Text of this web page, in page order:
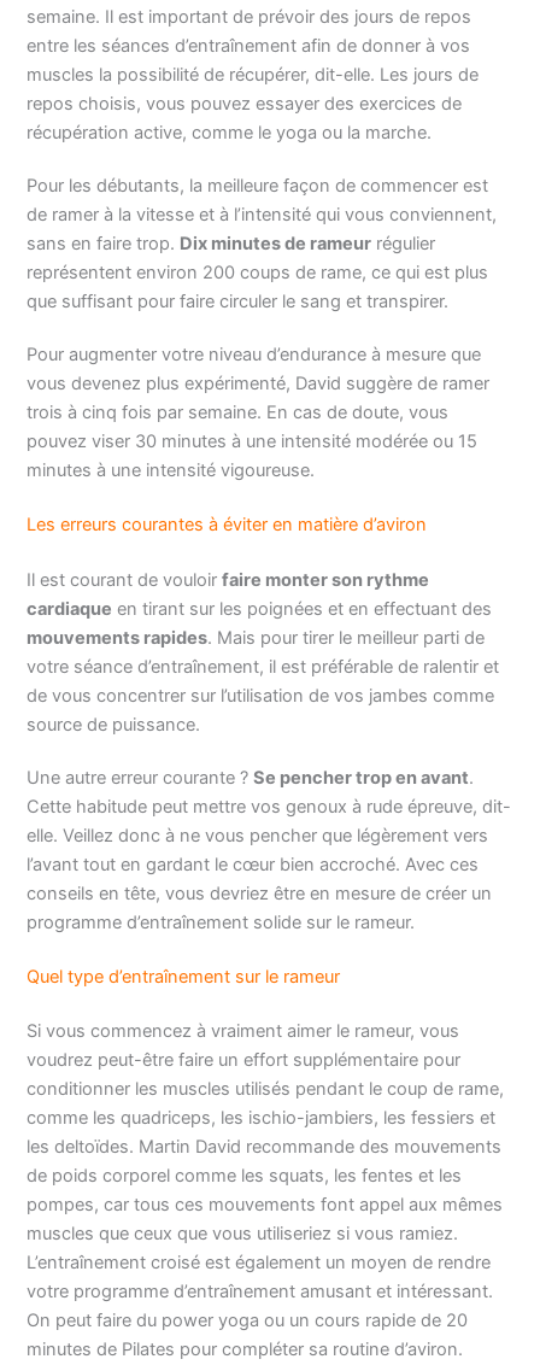
semaine. Il est important de prévoir des jours de repos
entre les séances d’entraînement afin de donner à vos
muscles la possibilité de récupérer, dit-elle. Les jours de
repos choisis, vous pouvez essayer des exercices de
récupération active, comme le yoga ou la marche.
Pour les débutants, la meilleure façon de commencer est
de ramer à la vitesse et à l’intensité qui vous conviennent,
sans en faire trop. Dix minutes de rameur régulier
représentent environ 200 coups de rame, ce qui est plus
que suffisant pour faire circuler le sang et transpirer.
Pour augmenter votre niveau d’endurance à mesure que
vous devenez plus expérimenté, David suggère de ramer
trois à cinq fois par semaine. En cas de doute, vous
pouvez viser 30 minutes à une intensité modérée ou 15
minutes à une intensité vigoureuse.
Les erreurs courantes à éviter en matière d’aviron
Il est courant de vouloirfaire monter son rythme
cardiaque en tirant sur les poignées et en effectuant des
mouvements rapides. Mais pour tirer le meilleur parti de
votre séance d’entraînement, il est préférable de ralentir et
de vous concentrer sur l’utilisation de vos jambes comme
source de puissance.
Une autre erreur courante ?Se pencher trop en avant.
Cette habitude peut mettre vos genoux à rude épreuve, dit-
elle. Veillez donc à ne vous pencher que légèrement vers
l’avant tout en gardant le cœur bien accroché. Avec ces
conseils en tête, vous devriez être en mesure de créer un
programme d’entraînement solide sur le rameur.
Quel type d’entraînement sur le rameur
Si vous commencez à vraiment aimer le rameur, vous
voudrez peut-être faire un effort supplémentaire pour
conditionner les muscles utilisés pendant le coup de rame,
comme les quadriceps, les ischio-jambiers, les fessiers et
les deltoïdes. Martin David recommande des mouvements
de poids corporel comme les squats, les fentes et les
pompes, car tous ces mouvements font appel aux mêmes
muscles que ceux que vous utiliseriez si vous ramiez.
L’entraînement croisé est également un moyen de rendre
votre programme d’entraînement amusant et intéressant.
On peut faire du power yoga ou un cours rapide de 20
minutes de Pilates pour compléter sa routine d’aviron.